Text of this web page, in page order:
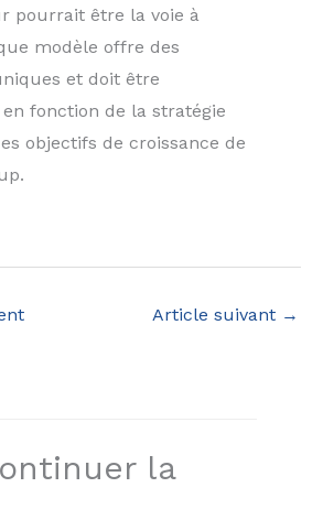
pourrait être la voie à
modèle offre des
et doit être
fonction de la stratégie
objectifs de croissance de
Article suivant →
la